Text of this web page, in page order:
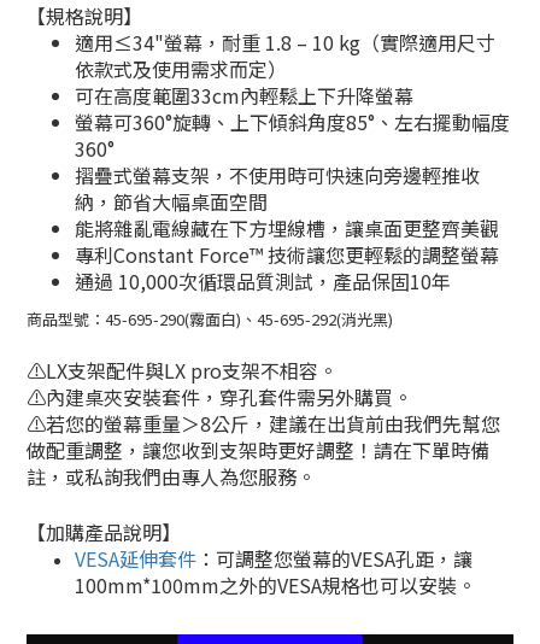
【規格說明】
適用≤34"螢幕，耐重 1.8 – 10 kg（實際適用尺寸
依款式及使用需求而定）
可在高度範圍33cm內輕鬆上下升降螢幕
螢幕可360°旋轉、上下傾斜角度85°、左右擺動幅度
360°
摺疊式螢幕支架，不使用時可快速向旁邊輕推收
納，節省大幅桌面空間
能將雜亂電線藏在下方埋線槽，讓桌面更整齊美觀
專利Constant Force™ 技術讓您更輕鬆的調整螢幕
通過 10,000次循環品質測試，產品保固10年
商品型號：45-695-290(霧面白)、45-695-292(消光黑)
⚠️LX支架配件與LX pro支架不相容。
⚠️內建桌夾安裝套件，穿孔套件需另外購買。
⚠️若您的螢幕重量＞8公斤，建議在出貨前由我們先幫您
做配重調整，讓您收到支架時更好調整！請在下單時備
註，或私詢我們由專人為您服務。
【加購產品說明】
VESA延伸套件 ：可調整您螢幕的VESA孔距，讓
100mm*100mm之外的VESA規格也可以安裝。